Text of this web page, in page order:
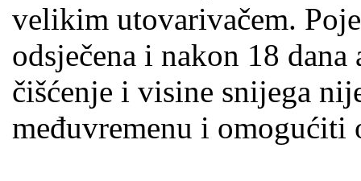
velikim utovarivačem.
odsječena i nakon 18
čišćenje i visine snijega
međuvremenu i